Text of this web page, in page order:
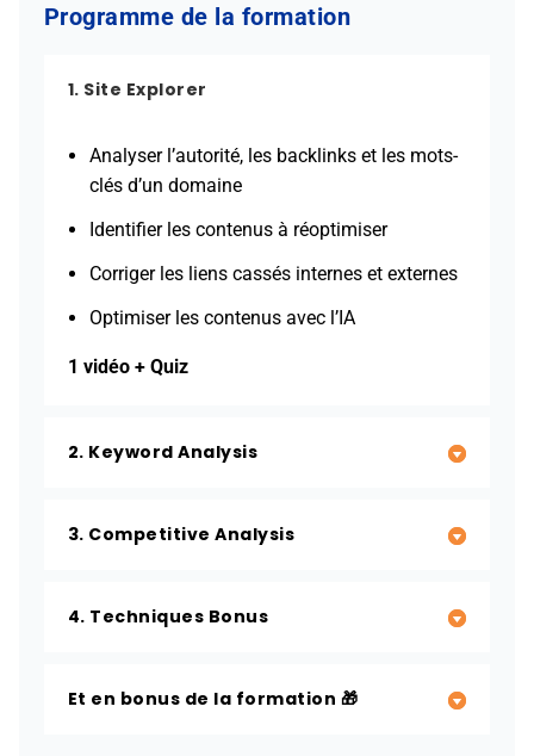
Programme de la formation
1. Site Explorer
Analyser l’autorité, les backlinks et les mots-
clés d’un domaine
Identifier les contenus à réoptimiser
Corriger les liens cassés internes et externes
Optimiser les contenus avec l’IA
1 vidéo + Quiz
2. Keyword Analysis
3. Competitive Analysis
4. Techniques Bonus
Et en bonus de la formation 🎁